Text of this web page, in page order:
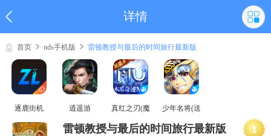
详情
首页 nds手机版 雷顿教授与最后的时间旅行最新版
逐鹿街机 逍遥游
真红之刃(魔
少年名将(送
1
雷顿教授与最后的时间旅行最新版